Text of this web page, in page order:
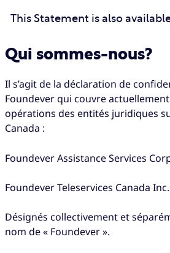
This Statement is also
Qui sommes-nous?
Il s’agit de la déclaration de
Foundever qui couvre
opérations des entités juridiques
Canada :
Foundever Assistance Services
Foundever Teleservices Canada Inc.
Désignés collectivement et
nom de « Foundever ».